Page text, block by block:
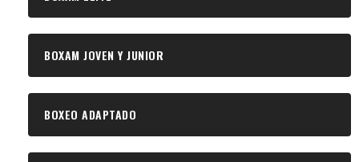
BOXAM JOVEN Y JUNIOR
BOXEO ADAPTADO